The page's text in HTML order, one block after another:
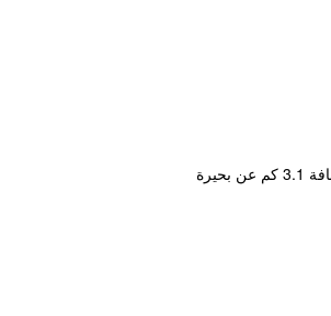
يتمتع مكان إقامة "Breezbay Lake Resort Kawaguchiko" بموقع جيد في حي Fujikawaguchiko Onsen-kyo في فوجيكاواجوتشيكو حيث يبعد مسافة 3.1 كم عن بحيرة